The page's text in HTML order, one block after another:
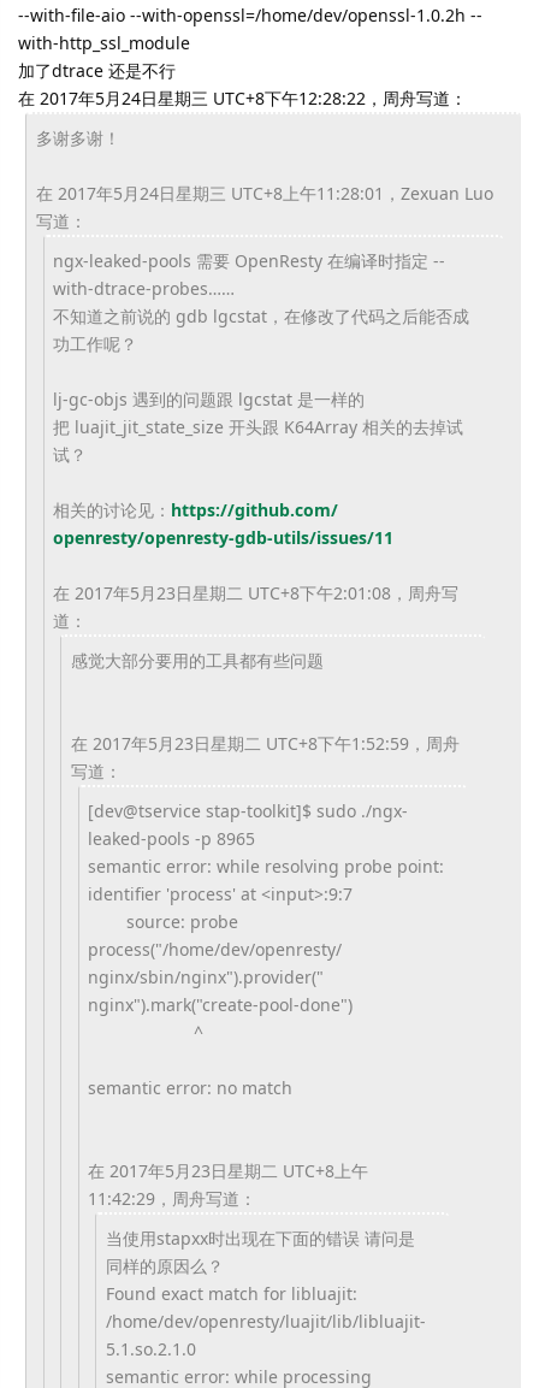
--with-file-aio --with-openssl=/home/dev/openssl-1.0.2h --
with-http_ssl_module
加了dtrace 还是不行
在 2017年5月24日星期三 UTC+8下午12:28:22，周舟写道：
多谢多谢！
在 2017年5月24日星期三 UTC+8上午11:28:01，Zexuan Luo
写道：
ngx-leaked-pools 需要 OpenResty 在编译时指定 --
with-dtrace-probes……
不知道之前说的 gdb lgcstat，在修改了代码之后能否成
功工作呢？
lj-gc-objs 遇到的问题跟 lgcstat 是一样的
把 luajit_jit_state_size 开头跟 K64Array 相关的去掉试
试？
相关的讨论见： https://github.com/
openresty/openresty-gdb-utils/issues/11
在 2017年5月23日星期二 UTC+8下午2:01:08，周舟写
道：
感觉大部分要用的工具都有些问题
在 2017年5月23日星期二 UTC+8下午1:52:59，周舟
写道：
[dev@tservice stap-toolkit]$ sudo ./ngx-
leaked-pools -p 8965
semantic error: while resolving probe point:
identifier 'process' at <input>:9:7
source: probe
process("/home/dev/openresty/
nginx/sbin/nginx").provider("
nginx").mark("create-pool-done")
^
semantic error: no match
在 2017年5月23日星期二 UTC+8上午
11:42:29，周舟写道：
当使用stapxx时出现在下面的错误 请问是
同样的原因么？
Found exact match for libluajit:
/home/dev/openresty/luajit/lib/libluajit-
5.1.so.2.1.0
semantic error: while processing